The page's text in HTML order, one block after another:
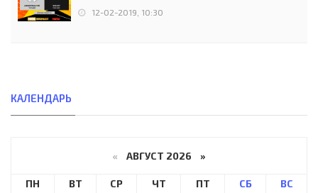
12-02-2019, 10:30
КАЛЕНДАРЬ
« АВГУСТ 2026 »
ПН ВТ СР ЧТ ПТ СБ
ВС